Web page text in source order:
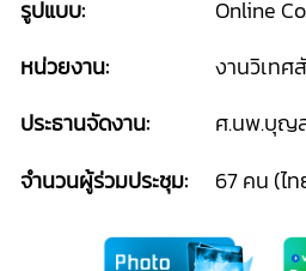
รูปแบบ:
Online
หน่วยงาน:
งานวิเท
ประธานจัดงาน:
ศ.นพ.บุญ
จำนวนผู้ร่วมประชุม:
67 คน (ไ